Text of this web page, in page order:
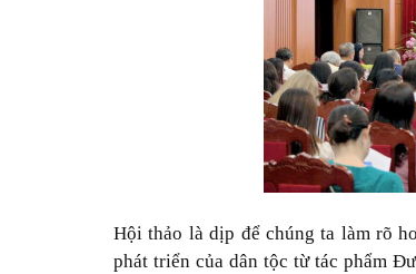
Hội thảo là dịp để chúng ta làm rõ
phát triển của dân tộc từ tác phẩm